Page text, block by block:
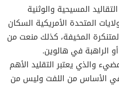
المتحدة الأمريكية السكان
المخيفة، كذلك منعت من
الراهبة في هالوين.
والذي يعتبر التقليد الأهم
الأساس من اللفت وليس من